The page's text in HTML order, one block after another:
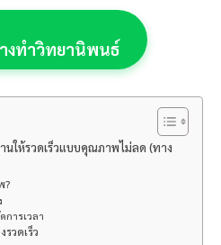
งทำวิทยานิพนธ์
นให้รวดเร็วแบบคุณภาพไม่ลด (ทาง
?
การเวลา
วดเร็ว